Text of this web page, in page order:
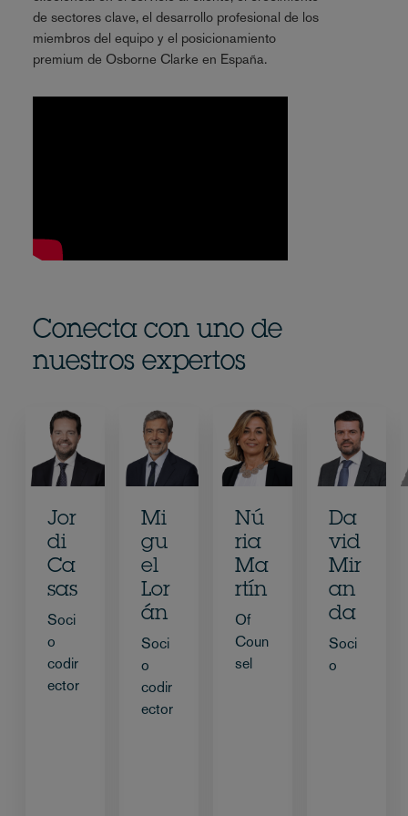
de sectores clave, el desarrollo profesional de los
miembros del equipo y el posicionamiento
premium de Osborne Clarke en España.
Conecta con uno de
nuestros expertos
Jor
di
Ca
sas
Soci
o
codir
ector
Mi
gu
el
Lor
án
Soci
o
codir
ector
Nú
ria
Ma
rtín
Of
Coun
sel
Da
vid
Mir
an
da
Soci
o